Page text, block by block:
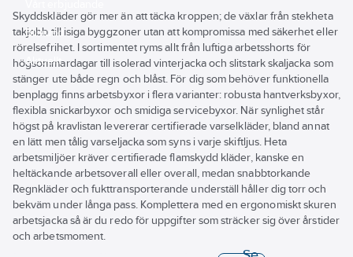
Bli kund
Aktuellt
Skyddskläder gör mer än att täcka kroppen; de växlar från stekheta
takjobb till isiga byggzoner utan att kompromissa med säkerhet eller
rörelsefrihet. I sortimentet ryms allt från luftiga arbetsshorts för
högsommardagar till isolerad vinterjacka och slitstark skaljacka som
stänger ute både regn och blåst. För dig som behöver funktionella
benplagg finns arbetsbyxor i flera varianter: robusta hantverksbyxor,
flexibla snickarbyxor och smidiga servicebyxor. När synlighet står
högst på kravlistan levererar certifierade varselkläder, bland annat
en lätt men tålig varseljacka som syns i varje skiftljus. Heta
arbetsmiljöer kräver certifierade flamskydd kläder, kanske en
heltäckande arbetsoverall eller overall, medan snabbtorkande
Regnkläder och fukttransporterande underställ håller dig torr och
bekväm under långa pass. Komplettera med en ergonomiskt skuren
arbetsjacka så är du redo för uppgifter som sträcker sig över årstider
och arbetsmoment.